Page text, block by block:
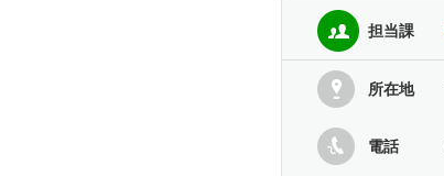
担当課
所在地
電話